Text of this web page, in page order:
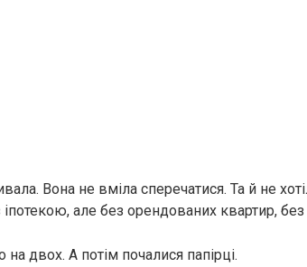
Вона не вміла сперечатися. Та й не
іпотекою, але без орендованих квартир,
двох. А потім почалися папірці.